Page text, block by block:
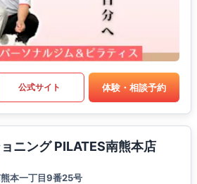
公式サイト 体験・相談予約
ニング PILATES南熊本店
本一丁目9番25号